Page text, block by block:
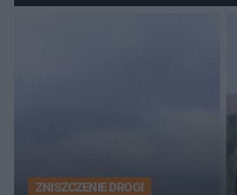
ich losach
ZNISZCZENIE DROGI